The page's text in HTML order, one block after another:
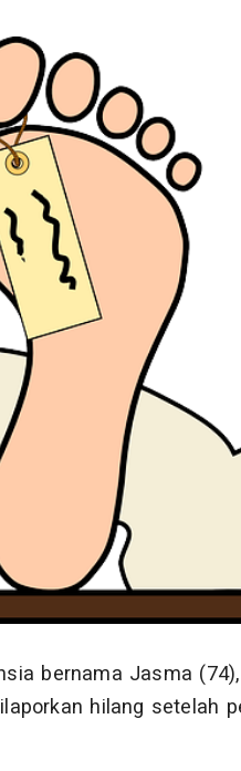
bernama Jasma
hilang setelah